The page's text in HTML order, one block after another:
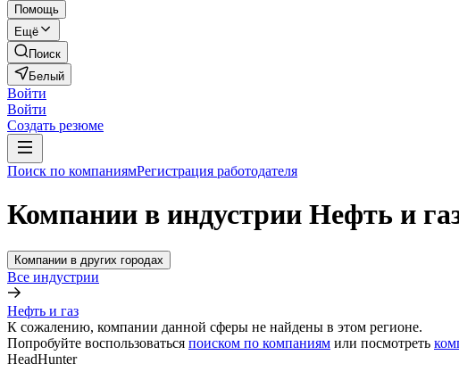
Помощь
Ещё
Поиск
Белый
Войти
Войти
Создать резюме
Поиск по компаниямРегистрация работодателя
Компании в индустрии Нефть и
Компании в других городах
Все индустрии
Нефть и газ
К сожалению, компании данной сферы не найдены в этом регионе.
Попробуйте воспользоваться поиском по компаниям или посмотреть
HeadHunter